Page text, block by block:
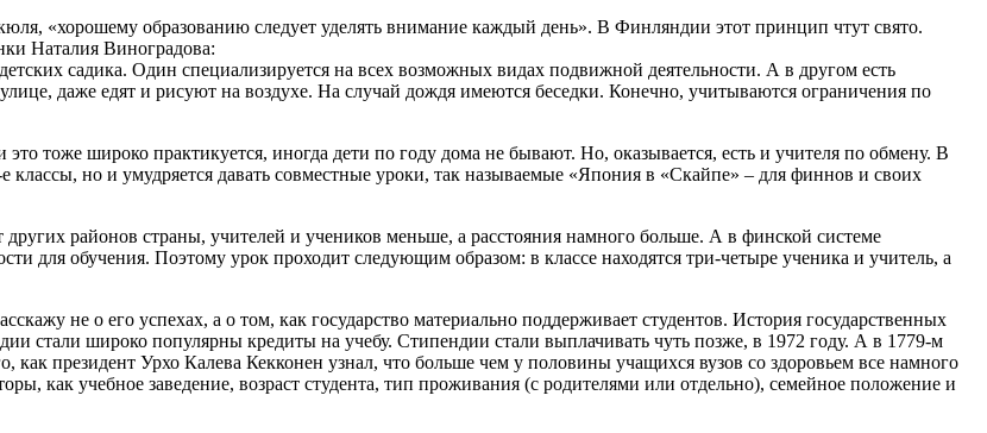
«хорошему образованию следует уделять внимание каждый день». В Финляндии этот принцип чтут свято.
Наталия Виноградова:
садика. Один специализируется на всех возможных видах подвижной деятельности. А в другом есть
даже едят и рисуют на воздухе. На случай дождя имеются беседки. Конечно, учитываются ограничения по
тоже широко практикуется, иногда дети по году дома не бывают. Но, оказывается, есть и учителя по обмену. В
но и умудряется давать совместные уроки, так называемые «Япония в «Скайпе» – для финнов и своих
районов страны, учителей и учеников меньше, а расстояния намного больше. А в финской системе
для обучения. Поэтому урок проходит следующим образом: в классе находятся три-четыре ученика и учитель, а
не о его успехах, а о том, как государство материально поддерживает студентов. История государственных
стали широко популярны кредиты на учебу. Стипендии стали выплачивать чуть позже, в 1972 году. А в 1779-м
как президент Урхо Калева Кекконен узнал, что больше чем у половины учащихся вузов со здоровьем все намного
как учебное заведение, возраст студента, тип проживания (с родителями или отдельно), семейное положение и